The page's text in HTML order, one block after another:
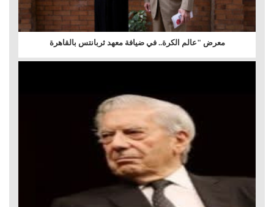
معرض "عالم الكرة.. في ضيافة معهد ثربانتس بالقاهرة